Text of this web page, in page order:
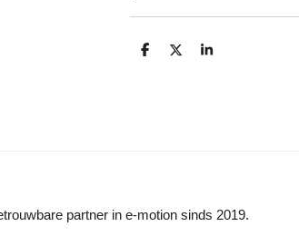
D
D
S
partner in e-motion sinds 2019.